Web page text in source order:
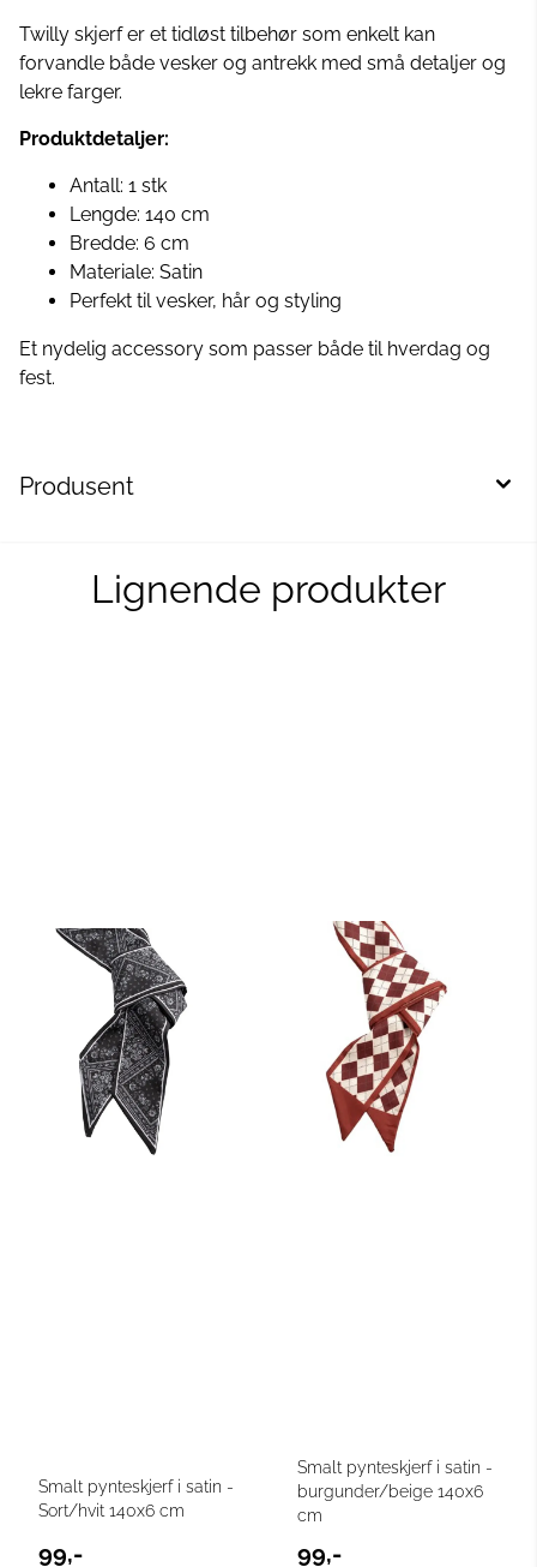
Twilly skjerf er et tidløst tilbehør som enkelt kan
forvandle både vesker og antrekk med små detaljer og
lekre farger.
Produktdetaljer:
Antall: 1 stk
Lengde: 140 cm
Bredde: 6 cm
Materiale: Satin
Perfekt til vesker, hår og styling
Et nydelig accessory som passer både til hverdag og
fest.
Produsent
Lignende produkter
Smalt pynteskjerf i satin -
Sort/hvit 140x6 cm
99,-
Smalt pynteskjerf i satin -
burgunder/beige 140x6
cm
99,-